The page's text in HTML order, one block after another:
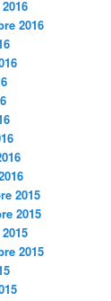
2016
2015
2015
2015